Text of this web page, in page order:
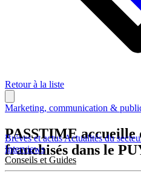
Brèves et actusActualités du
Interviews
Conseils et Guides
Retour à la liste
Marketing, communication &
PASSTIME accueille
franchisés dans le